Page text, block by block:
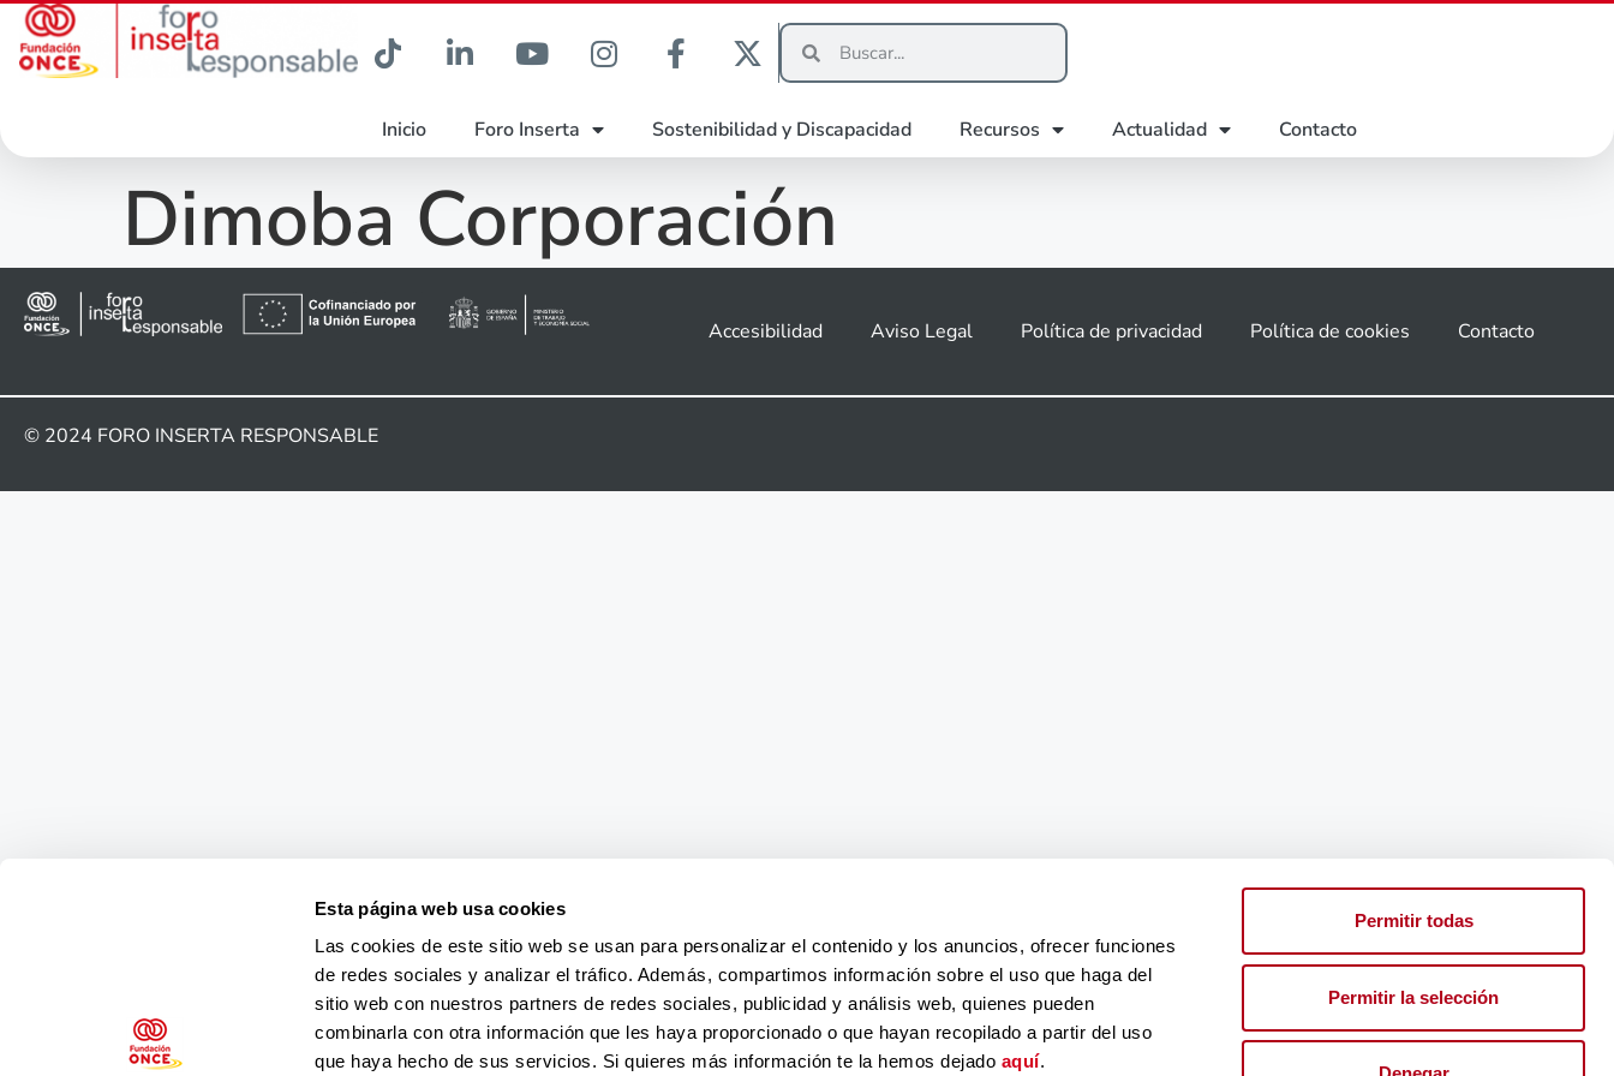
Esta página web usa cookies
Las cookies de este sitio web se usan para personalizar el contenido y los anuncios, ofrecer funciones
de redes sociales y analizar el tráfico. Además, compartimos información sobre el uso que haga del
sitio web con nuestros partners de redes sociales, publicidad y análisis web, quienes pueden
combinarla con otra información que les haya proporcionado o que hayan recopilado a partir del uso
que haya hecho de sus servicios. Si quieres más información te la hemos dejado aquí.
Permitir todas
Permitir la selección
Inicio Foro Inserta Sostenibilidad y Discapacidad Recursos Actualidad Contacto
Dimoba Corporación
Accesibilidad Aviso Legal Política de privacidad Política de cookies Contacto
© 2024 FORO INSERTA RESPONSABLE